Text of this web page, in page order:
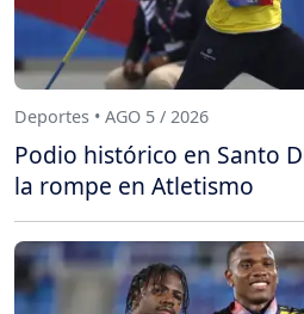
Deportes • AGO 5 / 2026
Podio histórico en Santo
la rompe en Atletismo